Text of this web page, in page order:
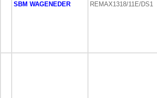
SBM WAGENEDER REMAX1318/11E/DS1